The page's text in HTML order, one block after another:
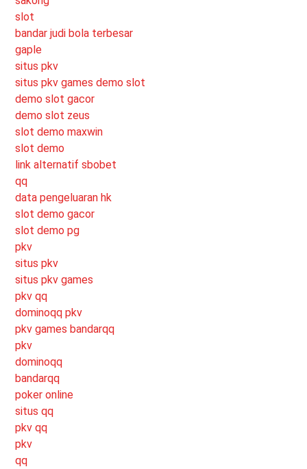
slot
bandar judi bola terbesar
gaple
situs pkv
situs pkv games demo slot
demo slot gacor
demo slot zeus
slot demo maxwin
slot demo
link alternatif sbobet
qq
data pengeluaran hk
slot demo gacor
slot demo pg
pkv
situs pkv
situs pkv games
pkv qq
dominoqq pkv
pkv games bandarqq
pkv
dominoqq
bandarqq
poker online
situs qq
pkv qq
pkv
qq